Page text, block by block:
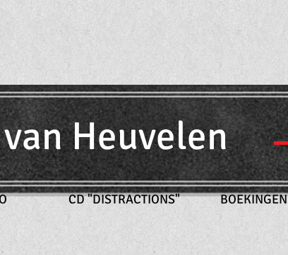
Heuvelen​
CD "DISTRACTIONS" BOEKINGEN